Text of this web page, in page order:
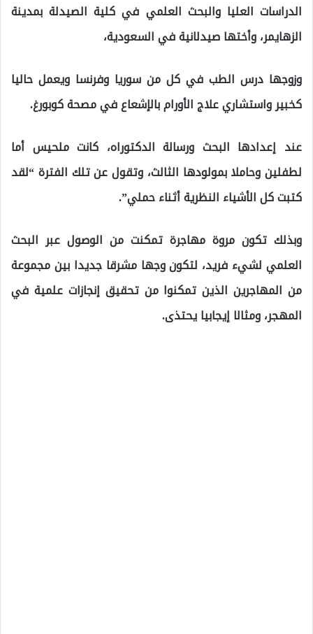
الدراسات العليا والبحث العلمي في كلية الصيدلة بمدينة
الزهايمر، وأختها صيدلانية في السعودية،
وزوجها درس الطب في كل من سوريا وفرنسا ويعمل حاليا
كخبير واستشاري علاج الأورام بالإشعاع في مصحة كوبورغ.
عند إعدادها البحث ورسالة الدكتوراه، كانت ملحيس أما
لطفلين وحاملا بمولودها الثالث، وتقول عن تلك الفترة “لقد
كتبت كل الأشياء النظرية أثناء حملي”.
وبذلك تكون مروة مهاجرة تمكنت من الوصول عبر البحث
العلمي لشيء فريد، لتكون وجها مشرقا جديدا بين مجموعة
من المهاجرين الذين تمكنوا من تحقيق إنجازات علمية في
المهجر، ومثالا إيجابيا يحتذى.